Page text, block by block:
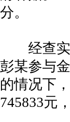
分。
经查实
彭某参与
的情况下
745833元